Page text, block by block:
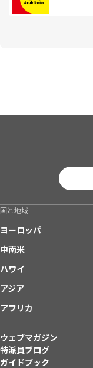
国と地域
ヨーロッパ
中南米
ハワイ
アジア
アフリカ
ウェブマガジン
特派員ブログ
ガイドブック